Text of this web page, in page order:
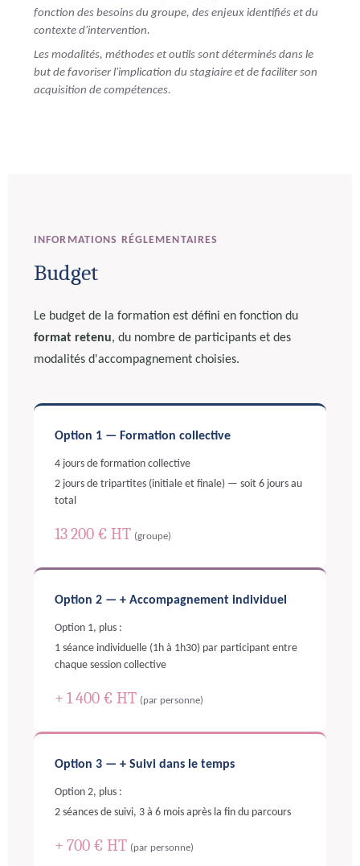
fonction des besoins du groupe, des enjeux identifiés et du
contexte d'intervention.
Les modalités, méthodes et outils sont déterminés dans le
but de favoriser l'implication du stagiaire et de faciliter son
acquisition de compétences.
INFORMATIONS RÉGLEMENTAIRES
Budget
Le budget de la formation est défini en fonction du
format retenu, du nombre de participants et des
modalités d'accompagnement choisies.
Option 1 — Formation collective
4 jours de formation collective
2 jours de tripartites (initiale et finale) — soit 6 jours au
total
13 200 € HT (groupe)
Option 2 — + Accompagnement individuel
Option 1, plus :
1 séance individuelle (1h à 1h30) par participant entre
chaque session collective
+ 1 400 € HT (par personne)
Option 3 — + Suivi dans le temps
Option 2, plus :
2 séances de suivi, 3 à 6 mois après la fin du parcours
+ 700 € HT (par personne)